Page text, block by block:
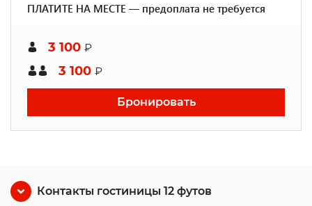
ПЛАТИТЕ НА МЕСТЕ — предоплата не требуется
3 100 ₽
3 100 ₽
Бронировать
Контакты гостиницы 12 футов